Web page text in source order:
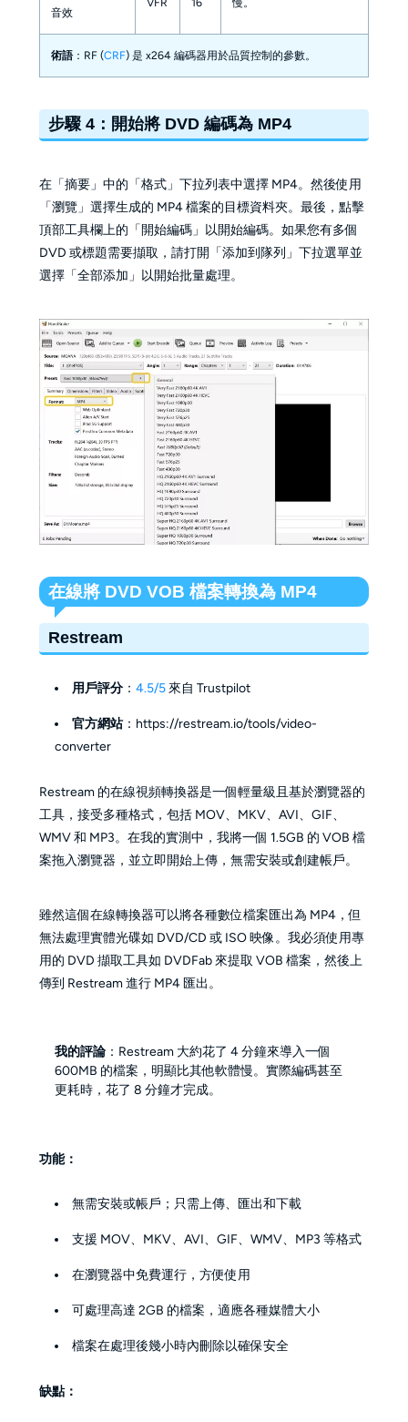
音效
術語：RF (CRF) 是 x264 編碼器用於品質控制的參數。
步驟 4：開始將 DVD 編碼為 MP4
在「摘要」中的「格式」下拉列表中選擇 MP4。然後使用
「瀏覽」選擇生成的 MP4 檔案的目標資料夾。最後，點擊
頂部工具欄上的「開始編碼」以開始編碼。如果您有多個
DVD 或標題需要擷取，請打開「添加到隊列」下拉選單並
選擇「全部添加」以開始批量處理。
在線將 DVD VOB 檔案轉換為 MP4
Restream
用戶評分 ：4.5/5來自 Trustpilot
官方網站：https://restream.io/tools/video-
converter
Restream 的在線視頻轉換器是一個輕量級且基於瀏覽器的
工具，接受多種格式，包括 MOV、MKV、AVI、GIF、
WMV 和 MP3。在我的實測中，我將一個 1.5GB 的 VOB 檔
案拖入瀏覽器，並立即開始上傳，無需安裝或創建帳戶。
雖然這個在線轉換器可以將各種數位檔案匯出為 MP4，但
無法處理實體光碟如 DVD/CD 或 ISO 映像。我必須使用專
用的 DVD 擷取工具如 DVDFab 來提取 VOB 檔案，然後上
傳到 Restream 進行 MP4 匯出。
我的評論 ：Restream 大約花了 4 分鐘來導入一個
600MB 的檔案，明顯比其他軟體慢。實際編碼甚至
更耗時，花了 8 分鐘才完成。
功能：
無需安裝或帳戶；只需上傳、匯出和下載
支援 MOV、MKV、AVI、GIF、WMV、MP3 等格式
在瀏覽器中免費運行，方便使用
可處理高達 2GB 的檔案，適應各種媒體大小
檔案在處理後幾小時內刪除以確保安全
缺點：